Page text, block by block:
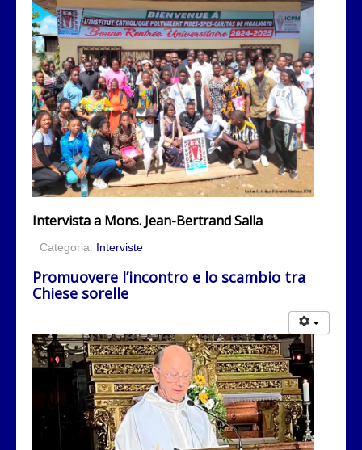
Intervista a Mons. Jean-Bertrand Salla
Categoria: Interviste
Promuovere l’incontro e lo scambio tra
Chiese sorelle